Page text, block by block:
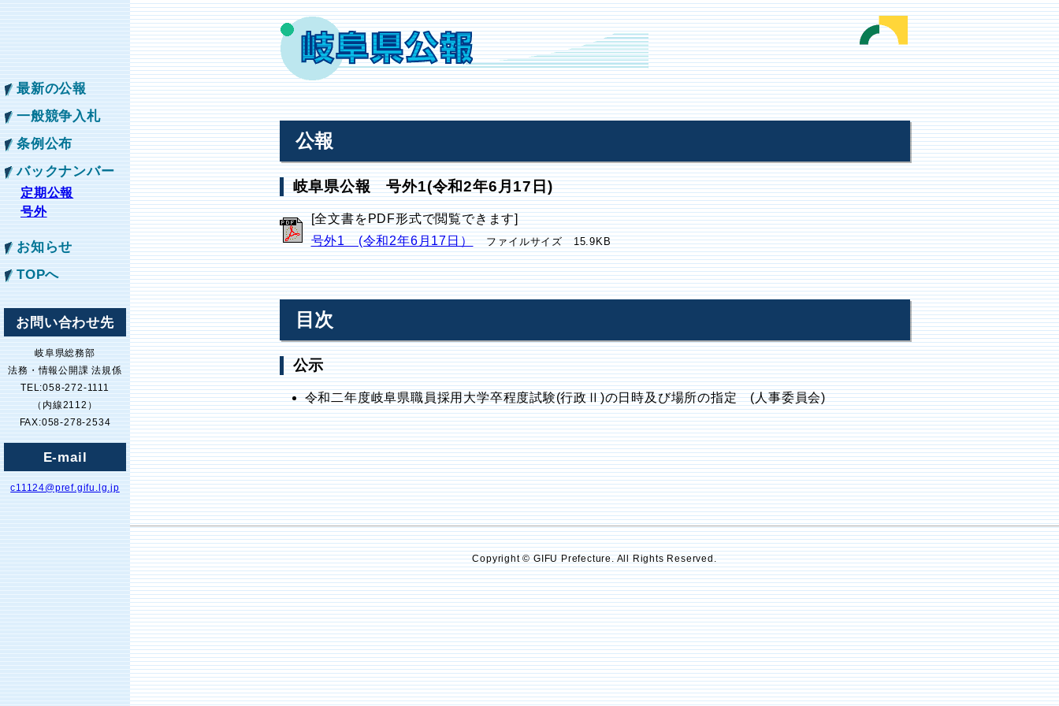
最新の公報
一般競争入札
条例公布
バックナンバー
定期公報
号外
お知らせ
TOPへ
お問い合わせ先
岐阜県総務部
法務・情報公開課 法規係
TEL:058-272-1111
（内線2112）
FAX:058-278-2534
E-mail
c11124@pref.gifu.lg.jp
公報
岐阜県公報 号外1(令和2年6月17日)
[全文書をPDF形式で閲覧できます]
号外1 (令和2年6月17日）
ファイルサイズ 15.9KB
目次
公示
令和二年度岐阜県職員採用大学卒程度試験(行政Ⅱ)の日時及び場所の指定 (人事委員会)
Copyright © GIFU Prefecture. All Rights Reserved.